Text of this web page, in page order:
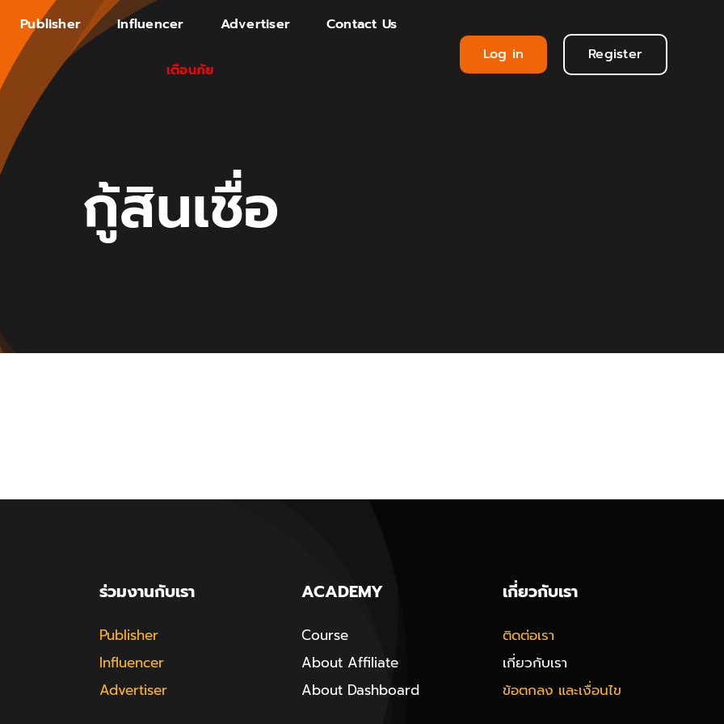
Publisher Influencer Advertiser Contact Us
เตือนภัย
Log in Register
กู้สินเชื่อ
ร่วมงานกับเรา
Publisher
Influencer
Advertiser
ACADEMY
Course
About Affiliate
About Dashboard
เกี่ยวกับเรา
ติดต่อเรา
เกี่ยวกับเรา
ข้อตกลง และเงื่อนไข